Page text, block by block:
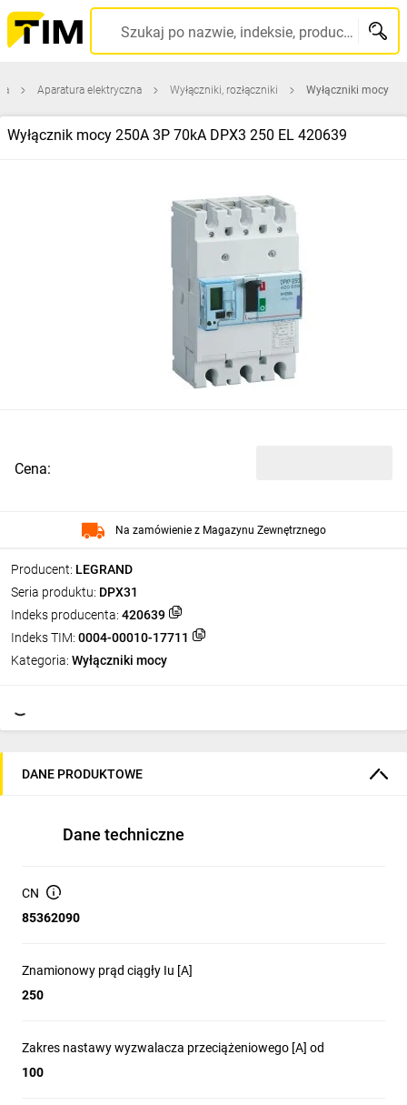
Szukaj po nazwie, indeksie, producencie, kodzie kreskowym...
Aparatura elektryczna Wyłączniki, rozłączniki Wyłączniki mocy
Wyłącznik mocy 250A 3P 70kA DPX3 250 EL 420639
Producent: LEGRAND
Seria produktu: DPX31
Indeks producenta: 420639
Indeks TIM: 0004-00010-17711
Kategoria: Wyłączniki mocy
Cena:
Na zamówienie z Magazynu Zewnętrznego
DANE PRODUKTOWE
Dane techniczne
CN
85362090
Znamionowy prąd ciągły Iu [A]
250
Zakres nastawy wyzwalacza przeciążeniowego [A] od
100